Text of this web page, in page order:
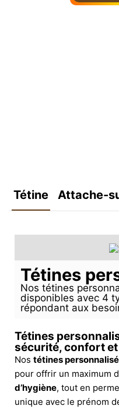
Tétine Attache-
Tétines
Nos tétines
disponibles avec 4
répondant aux
Tétines
sécurité, confort
Nos tétines
pour offrir un maximum
d’hygiène, tout en
unique avec le prénom